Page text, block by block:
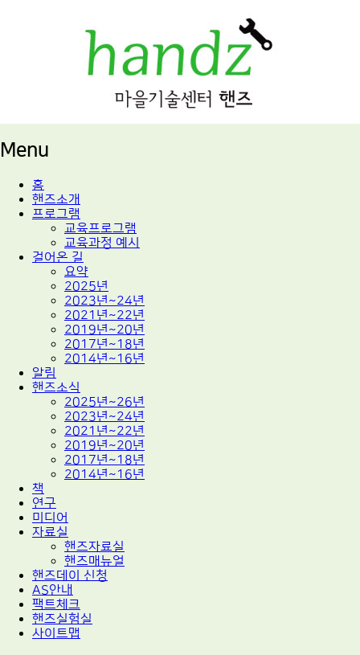
마을기술센터 핸즈
적정기술 교육
Menu
Skip
content
홈
핸즈소개
프로그램
교육프로그램
교육과정 예시
걸어온 길
요약
2025년
2023년~24년
2021년~22년
2019년~20년
2017년~18년
2014년~16년
알림
핸즈소식
2025년~26년
2023년~24년
2021년~22년
2019년~20년
2017년~18년
2014년~16년
책
연구
미디어
자료실
핸즈자료실
핸즈매뉴얼
핸즈데이 신청
AS안내
팩트체크
핸즈실험실
사이트맵